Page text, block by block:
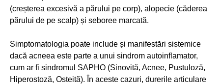
(creșterea excesivă a părului pe corp), alopecie (căderea
părului de pe scalp) și seboree marcată.
Simptomatologia poate include și manifestări sistemice
dacă acneea este parte a unui sindrom autoinflamator,
cum ar fi sindromul SAPHO (Sinovită, Acnee, Pustuloză,
Hiperostoză, Osteită). În aceste cazuri, durerile articulare